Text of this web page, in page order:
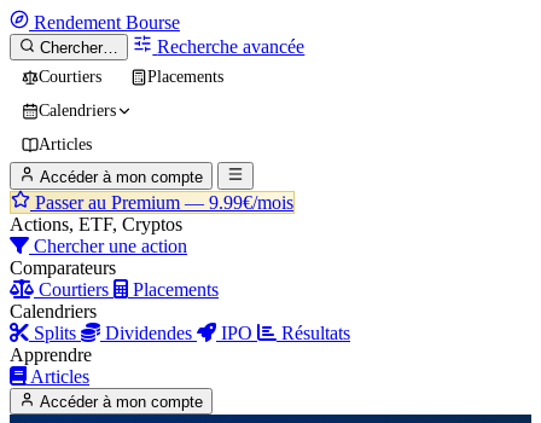
Rendement Bourse
Chercher… Recherche avancée
Courtiers
Placements
Calendriers
Articles
Accéder à mon compte
Passer au Premium — 9.99€/mois
Actions, ETF, Cryptos
Chercher une action
Comparateurs
Courtiers
Placements
Calendriers
Splits
Dividendes IPO
Résultats
Apprendre
Articles
Accéder à mon compte